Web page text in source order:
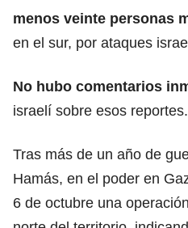
menos veinte personas
en el sur, por ataques
No hubo comentarios
israelí sobre esos reportes.
Tras más de un año de
Hamás, en el poder en
6 de octubre una